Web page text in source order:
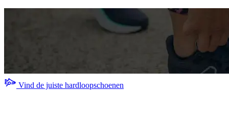
Vind de juiste hardloopschoenen